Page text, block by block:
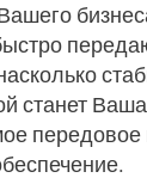
для аптек и
станет